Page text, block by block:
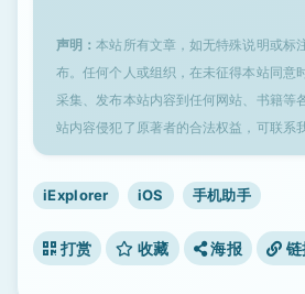
声明：本站所有文章，如无特殊说明或标
布。任何个人或组织，在未征得本站同意
采集、发布本站内容到任何网站、书籍等
站内容侵犯了原著者的合法权益，可联系
iExplorer iOS 手机助手
打赏 收藏 海报 链